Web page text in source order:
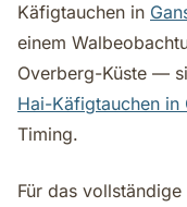
Käfigtauchen in
einem
Overberg-Küste —
Hai-Käfigtauchen in
Timing.
Für das